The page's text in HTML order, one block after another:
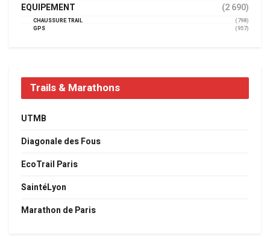
EQUIPEMENT (2 690)
CHAUSSURE TRAIL
(798)
GPS
(957)
Trails & Marathons
UTMB
Diagonale des Fous
EcoTrail Paris
SaintéLyon
Marathon de Paris